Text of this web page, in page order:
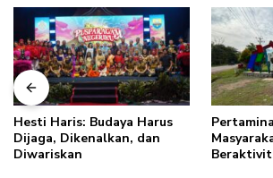
Hesti Haris: Budaya Harus
Dijaga, Dikenalkan, dan
Diwariskan